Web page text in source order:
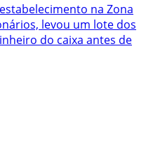
na Zona
levou um lote dos
do caixa antes de